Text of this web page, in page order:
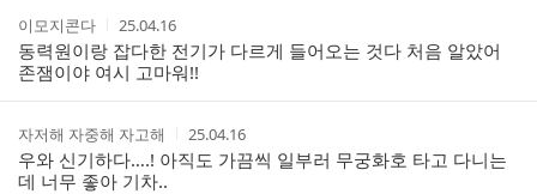
작
성
자
이모지콘다
작
성
시
간
25.04.16
동력원이랑 잡다한 전기가 다르게 들어오는 것다 처음 알았어
존잼이야 여시 고마워!!
작
성
자
자저해 자중해 자고해
작
성
시
25.04.16
우와 신기하다….! 아직도 가끔씩 일부러 무궁화호 타고 다니는
데 너무 좋아 기차..